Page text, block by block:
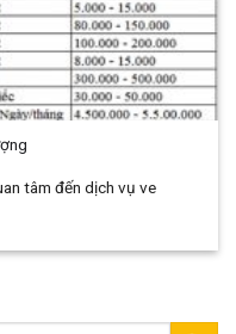
tâm đến dịch vụ ve